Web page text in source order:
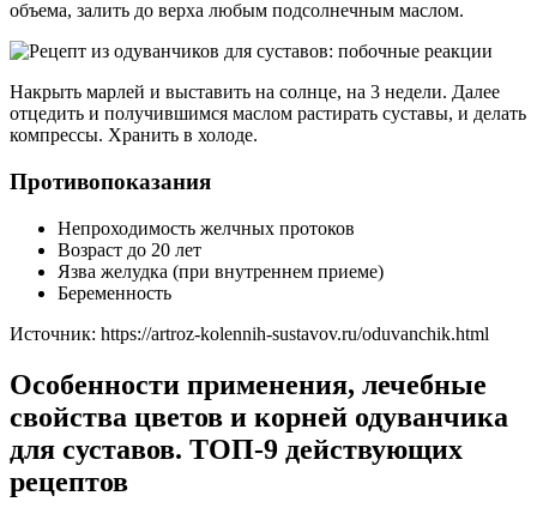
объема, залить до верха любым подсолнечным маслом.
Накрыть марлей и выставить на солнце, на 3 недели. Далее
отцедить и получившимся маслом растирать суставы, и делать
компрессы. Хранить в холоде.
Противопоказания
Непроходимость желчных протоков
Возраст до 20 лет
Язва желудка (при внутреннем приеме)
Беременность
Источник: https://artroz-kolennih-sustavov.ru/oduvanchik.html
Особенности применения, лечебные
свойства цветов и корней одуванчика
для суставов. ТОП‐9 действующих
рецептов